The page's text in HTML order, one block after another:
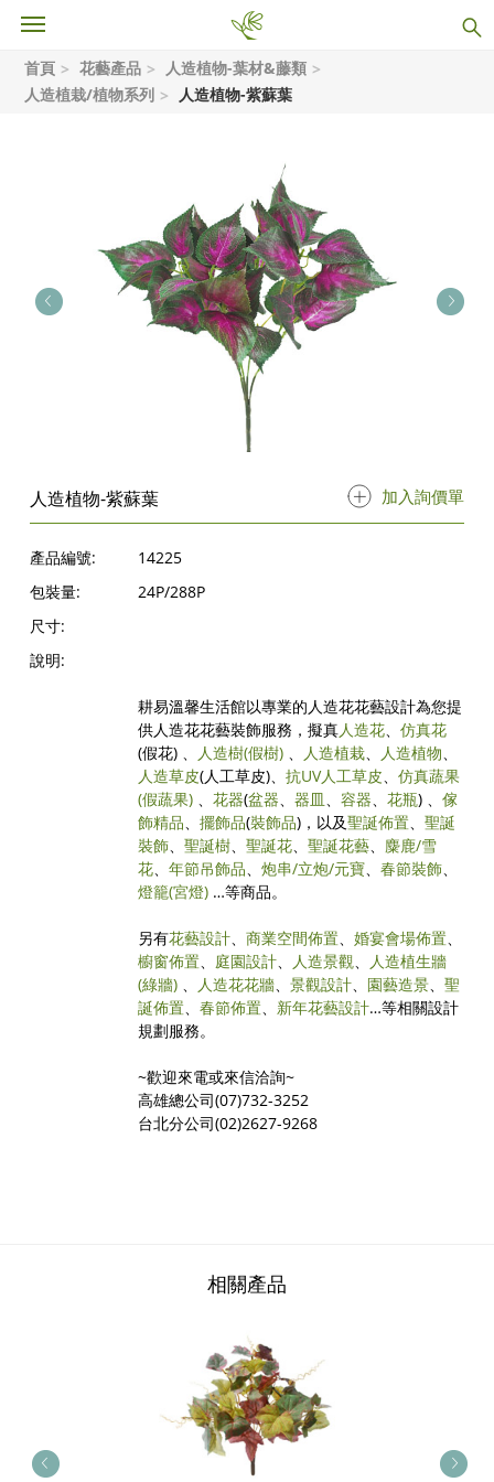
首頁 花藝產品
人造植物-葉材&藤類
人造植栽/植物系列
人造植物-紫蘇葉
人造植物-紫蘇葉 加入詢價單
產品編號:
14225
包裝量:
24P/288P
尺寸:
說明:
耕易溫馨生活館以專業的人造花花藝設計為您提
供人造花花藝裝飾服務，擬真人造花、仿真花
(假花) 、 人造樹(假樹) 、 人造植栽、 人造植物、
人造草皮(人工草皮)、抗UV人工草皮、仿真蔬果
(假蔬果) 、花器(盆器、器皿、容器、花瓶) 、傢
飾精品、擺飾品(裝飾品)，以及聖誕佈置、聖誕
裝飾、聖誕樹、聖誕花、聖誕花藝、 麋鹿/雪
花、年節吊飾品、炮串/立炮/元寶、春節裝飾、
燈籠(宮燈) …等商品。
另有花藝設計、商業空間佈置、婚宴會場佈置、
櫥窗佈置、 庭園設計、 人造景觀、 人造植生牆
(綠牆) 、 人造花花牆、景觀設計、 園藝造景、聖
誕佈置、春節佈置、 新年花藝設計…等相關設計
規劃服務。
~歡迎來電或來信洽詢~
高雄總公司(07)732-3252
台北分公司(02)2627-9268
相關產品